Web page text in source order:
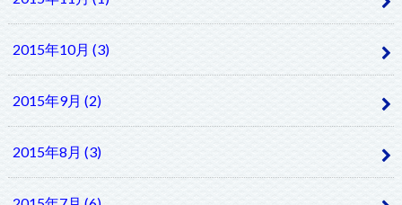
2015年10月 (3)
2015年9月 (2)
2015年8月 (3)